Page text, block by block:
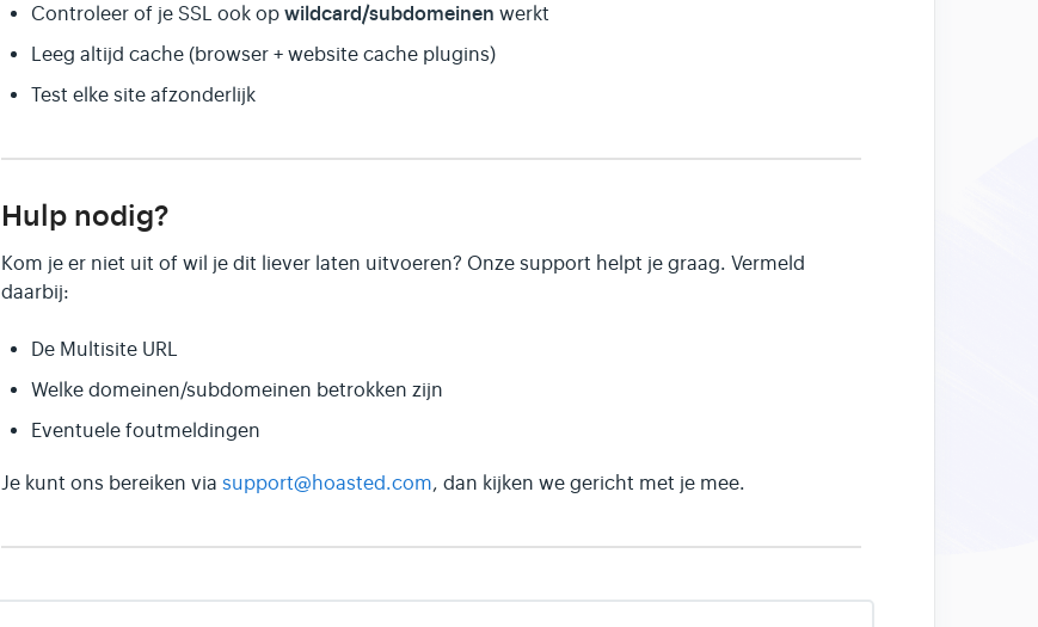
Controleer of je SSL ook op wildcard/subdomeinen werkt
Leeg altijd cache (browser + website cache plugins)
Test elke site afzonderlijk
Hulp nodig?
Kom je er niet uit of wil je dit liever laten uitvoeren? Onze support helpt je graag. Vermeld
daarbij:
De Multisite URL
Welke domeinen/subdomeinen betrokken zijn
Eventuele foutmeldingen
Je kunt ons bereiken via support@hoasted.com, dan kijken we gericht met je mee.